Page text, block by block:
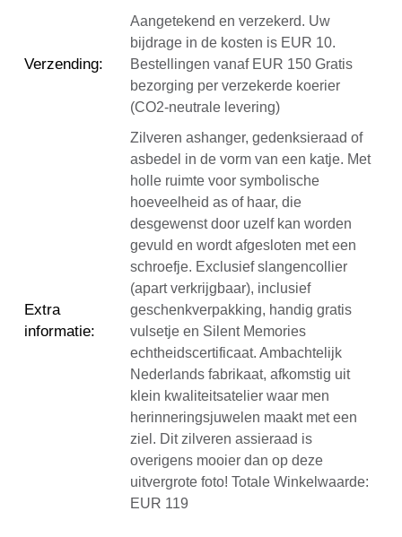
Verzending:
Aangetekend en verzekerd. Uw
bijdrage in de kosten is EUR 10.
Bestellingen vanaf EUR 150 Gratis
bezorging per verzekerde koerier
(CO2-neutrale levering)
Extra
informatie:
Zilveren ashanger, gedenksieraad of
asbedel in de vorm van een katje. Met
holle ruimte voor symbolische
hoeveelheid as of haar, die
desgewenst door uzelf kan worden
gevuld en wordt afgesloten met een
schroefje. Exclusief slangencollier
(apart verkrijgbaar), inclusief
geschenkverpakking, handig gratis
vulsetje en Silent Memories
echtheidscertificaat. Ambachtelijk
Nederlands fabrikaat, afkomstig uit
klein kwaliteitsatelier waar men
herinneringsjuwelen maakt met een
ziel. Dit zilveren assieraad is
overigens mooier dan op deze
uitvergrote foto! Totale Winkelwaarde:
EUR 119